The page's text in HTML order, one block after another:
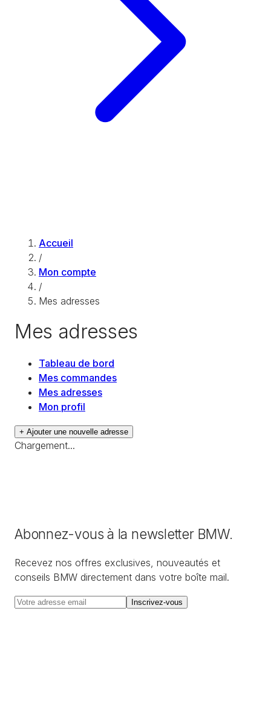
Accueil
/
Mon compte
/
Mes adresses
Mes adresses
Tableau de bord
Mes commandes
Mes adresses
Mon profil
+ Ajouter une nouvelle adresse
Chargement...
Abonnez-vous à la newsletter BMW.
Recevez nos offres exclusives, nouveautés et
conseils BMW directement dans votre boîte mail.
Inscrivez-vous